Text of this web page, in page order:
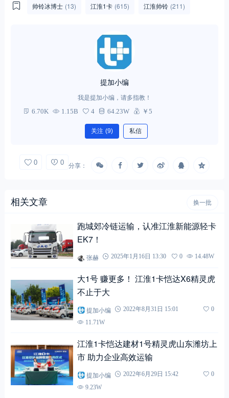
帅铃冰博士 (13) 江淮1卡 (615) 江淮帅铃 (211)
提加小编
我是提加小编，请多指教！
6.70K 1.15B 4 64.23W ￥5
关注 (9) 私信
0 0 分享：
相关文章 换一批
跑城郊冷链运输，认准江淮新能源轻卡
EK7！
张赫 2025年1月16日 13:30 0 14.48W
大1号 赚更多！ 江淮1卡恺达X6精灵虎
不止于大
提加小编 2022年8月31日 15:01
0
11.71W
江淮1卡恺达建材1号精灵虎山东潍坊上
市 助力企业高效运输
提加小编 2022年6月29日 15:42
0
9.23W